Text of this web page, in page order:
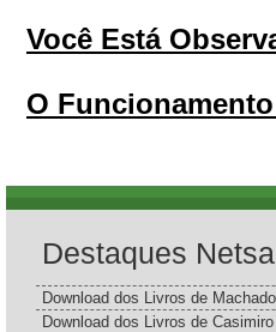
Você Está
O
Destaques
Download dos Livros de
Download dos Livros de